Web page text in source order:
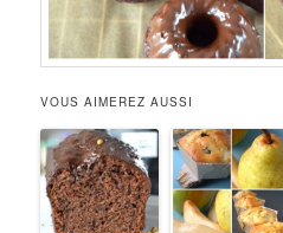
VOUS AIMEREZ AUSSI